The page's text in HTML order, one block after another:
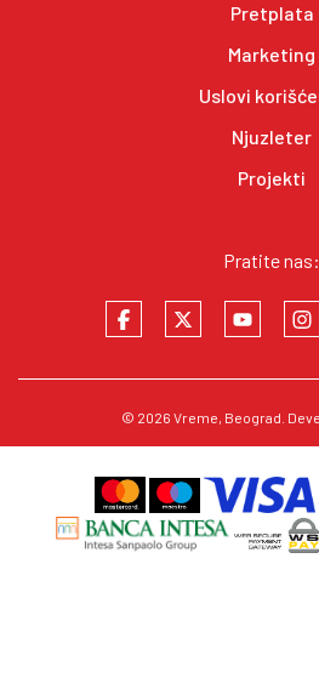
Pretplata
Marketing
Uslovi
Njuzleter
Projekti
Pratite nas:
© 2026 Vreme, Beograd.